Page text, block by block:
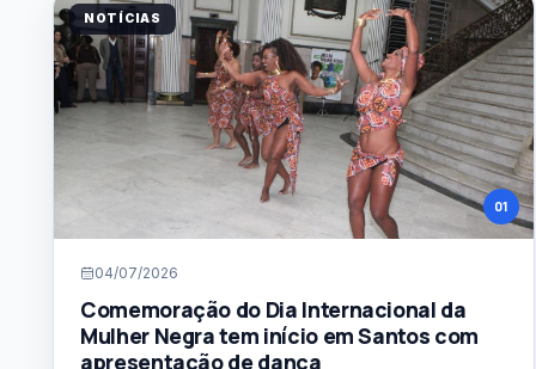
CATEGORIA
Todas as categorias
DATA INICIAL DATA FINAL
Mais recentes
NOTÍCIAS
01
04/07/2026
Comemoração do Dia Internacional da
Mulher Negra tem início em Santos com
apresentação de dança